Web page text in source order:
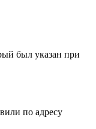
был указан при
по адресу